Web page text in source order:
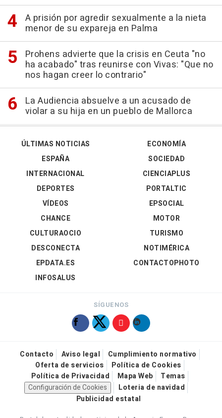
A prisión por agredir sexualmente a la nieta
menor de su expareja en Palma
Prohens advierte que la crisis en Ceuta "no
ha acabado" tras reunirse con Vivas: "Que no
nos hagan creer lo contrario"
La Audiencia absuelve a un acusado de
violar a su hija en un pueblo de Mallorca
ÚLTIMAS NOTICIAS
ESPAÑA
INTERNACIONAL
DEPORTES
VÍDEOS
ECONOMÍA
SOCIEDAD
CIENCIAPLUS
PORTALTIC
EPSOCIAL
CHANCE
CULTURAOCIO
DESCONECTA
EPDATA.ES
INFOSALUS
MOTOR
TURISMO
NOTIMÉRICA
CONTACTOPHOTO
SÍGUENOS
Contacto Aviso legal
Cumplimiento normativo
Oferta de servicios
Política de Cookies
Política de Privacidad
Mapa Web
Temas
Configuración de Cookies
Loteria de navidad
Publicidad estatal